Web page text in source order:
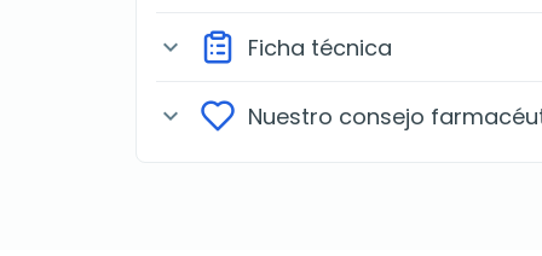
expand_more Ficha técnica
expand_more Nuestro consejo